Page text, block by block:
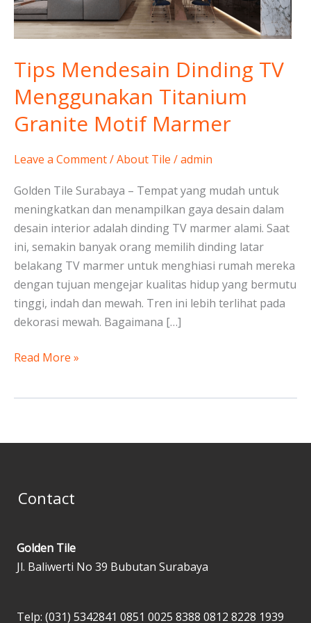
Tips Mendesain Dinding TV
Menggunakan Titanium
Granite Motif Marmer
Leave a Comment/About Tile /admin
Golden Tile Surabaya – Tempat yang mudah untuk
meningkatkan dan menampilkan gaya desain dalam
desain interior adalah dinding TV marmer alami. Saat
ini, semakin banyak orang memilih dinding latar
belakang TV marmer untuk menghiasi rumah mereka
dengan tujuan mengejar kualitas hidup yang bermutu
tinggi, indah dan mewah. Tren ini lebih terlihat pada
dekorasi mewah. Bagaimana […]
Titanium
Granite
Motif
Marmer
Read More »
Contact
Golden Tile
Jl. Baliwerti No 39 Bubutan Surabaya
Telp: (031) 5342841 0851 0025 8388 0812 8228 1939